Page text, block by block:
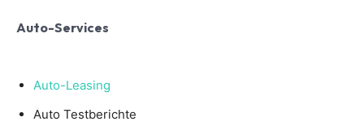
Auto-Services
Auto-Leasing
Auto Testberichte